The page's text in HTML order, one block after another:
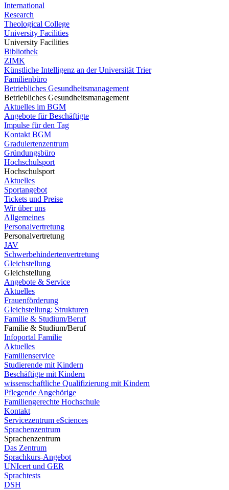
International
Research
Theological College
University Facilities
University Facilities
Bibliothek
ZIMK
Künstliche Intelligenz an der Universität Trier
Familienbüro
Betriebliches Gesundheitsmanagement
Betriebliches Gesundheitsmanagement
Aktuelles im BGM
Angebote für Beschäftigte
Impulse für den Tag
Kontakt BGM
Graduiertenzentrum
Gründungsbüro
Hochschulsport
Hochschulsport
Aktuelles
Sportangebot
Tickets und Preise
Wir über uns
Allgemeines
Personalvertretung
Personalvertretung
JAV
Schwerbehindertenvertretung
Gleichstellung
Gleichstellung
Angebote & Service
Aktuelles
Frauenförderung
Gleichstellung: Strukturen
Familie & Studium/Beruf
Familie & Studium/Beruf
Infoportal Familie
Aktuelles
Familienservice
Studierende mit Kindern
Beschäftigte mit Kindern
wissenschaftliche Qualifizierung mit Kindern
Pflegende Angehörige
Familiengerechte Hochschule
Kontakt
Servicezentrum eSciences
Sprachenzentrum
Sprachenzentrum
Das Zentrum
Sprachkurs-Angebot
UNIcert und GER
Sprachtests
DSH